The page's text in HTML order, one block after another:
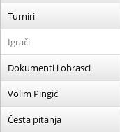
Turniri
Igrači
Dokumenti i obrasci
Volim Pingić
Česta pitanja